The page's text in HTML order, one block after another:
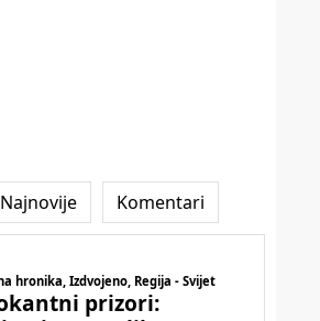
Najnovije Komentari